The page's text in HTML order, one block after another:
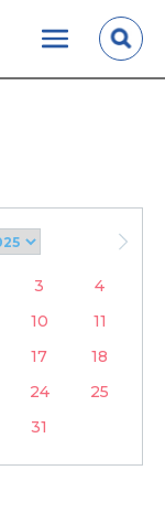
3
4
10
11
17
18
24
25
31